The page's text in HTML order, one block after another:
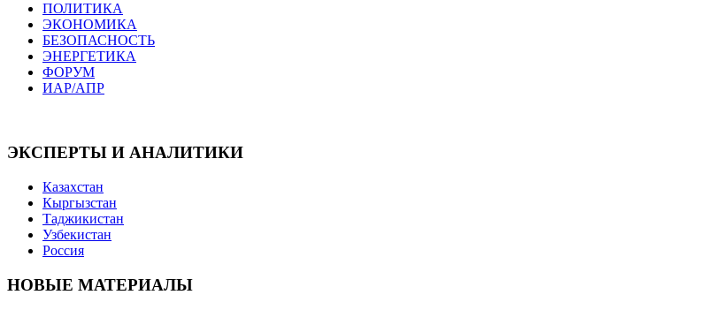
ПОЛИТИКА
ЭКОНОМИКА
БЕЗОПАСНОСТЬ
ЭНЕРГЕТИКА
ФОРУМ
ИАР/АПР
ЭКСПЕРТЫ И АНАЛИТИКИ
Казахстан
Кыргызстан
Таджикистан
Узбекистан
Россия
НОВЫЕ МАТЕРИАЛЫ